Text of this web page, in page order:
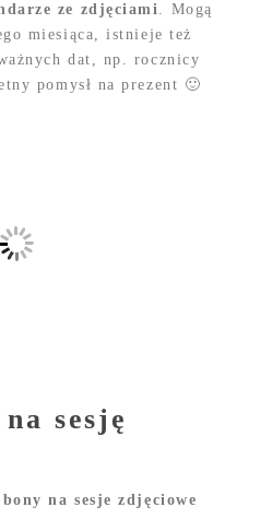
ze zdjęciami. Mogą
miesiąca, istnieje też
dat, np. rocznicy
pomysł na prezent 🙂
sesję
bony na sesje zdjęciowe